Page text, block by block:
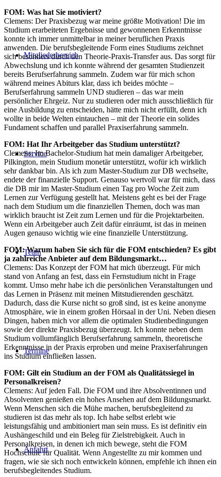
Mitgliederbereich
Service
Team
Termine
Anfahrt
FOM: Was hat Sie motiviert?
Clemens: Der Praxisbezug war meine größte Motivation! Die im
Studium erarbeiteten Ergebnisse und gewonnenen Erkenntnisse
konnte ich immer unmittelbar in meiner beruflichen Praxis
anwenden. Die berufsbegleitende Form eines Studiums zeichnet
sich besonders durch den Theorie-Praxis-Transfer aus. Das sorgt für
Abwechslung und ich konnte während der gesamten Studienzeit
bereits Berufserfahrung sammeln. Zudem war für mich schon
während meines Abiturs klar, dass ich beides möchte –
Berufserfahrung sammeln UND studieren – das war mein
persönlicher Ehrgeiz. Nur zu studieren oder mich ausschließlich für
eine Ausbildung zu entscheiden, hätte mich nicht erfüllt, denn ich
wollte in beide Welten eintauchen – mit der Theorie ein solides
Fundament schaffen und parallel Praxiserfahrung sammeln.
FOM: Hat Ihr Arbeitgeber das Studium unterstützt?
Clemens: Im Bachelor-Studium hat mein damaliger Arbeitgeber,
Pilkington, mein Studium monetär unterstützt, wofür ich wirklich
sehr dankbar bin. Als ich zum Master-Studium zur DB wechselte,
endete der finanzielle Support. Genauso wertvoll war für mich, dass
die DB mir im Master-Studium einen Tag pro Woche Zeit zum
Lernen zur Verfügung gestellt hat. Meistens geht es bei der Frage
nach dem Studium um die finanziellen Themen, doch was man
wirklich braucht ist Zeit zum Lernen und für die Projektarbeiten.
Wenn ein Arbeitgeber auch Zeit dafür einräumt, ist das in meinen
Augen genauso wichtig wie eine finanzielle Unterstützung.
FOM: Warum haben Sie sich für die FOM entschieden? Es gibt
ja zahlreiche Anbieter auf dem Bildungsmarkt…
Clemens: Das Konzept der FOM hat mich überzeugt. Für mich
stand von Anfang an fest, dass ein Fernstudium nicht in Frage
kommt. Umso mehr habe ich die persönlichen Veranstaltungen und
das Lernen in Präsenz mit meinen Mitstudierenden geschätzt.
Dadurch, dass die Kurse nicht so groß sind, ist es keine anonyme
Atmosphäre, wie in einem großen Hörsaal in der Uni. Neben diesen
Dingen, haben mich vor allem die optimalen Studienbedingungen
sowie der direkte Praxisbezug überzeugt. Ich konnte neben dem
Studium vollumfänglich Berufserfahrung sammeln, theoretische
Erkenntnisse in der Praxis erproben und meine Praxiserfahrungen
ins Studium einfließen lassen.
FOM: Gilt ein Studium an der FOM als Qualitätssiegel in
Personalkreisen?
Clemens: Auf jeden Fall. Die FOM und ihre Absolventinnen und
Absolventen genießen ein hohes Ansehen auf dem Bildungsmarkt.
Wenn Menschen sich die Mühe machen, berufsbegleitend zu
studieren ist das mehr als top. Ich habe selbst erlebt wie
leistungsfähig und ambitioniert man sein muss. Es ist definitiv ein
Aushängeschild und ein Beleg für Zielstrebigkeit. Auch in
Personalkreisen, in denen ich mich bewege, steht die FOM
Hochschule für Qualität. Wenn Angestellte zu mir kommen und
fragen, wie sie sich noch entwickeln können, empfehle ich ihnen ein
berufsbegleitendes Studium.